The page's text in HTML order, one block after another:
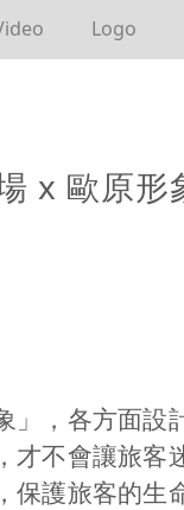
Logo
x 歐原形
」，各方面
才不會讓旅
保護旅客的